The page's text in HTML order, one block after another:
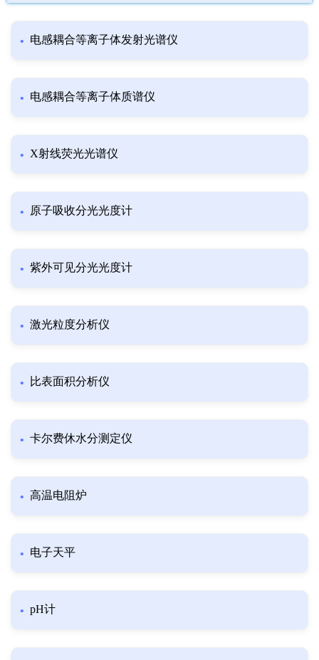
电感耦合等离子体发射光谱仪
电感耦合等离子体质谱仪
X射线荧光光谱仪
原子吸收分光光度计
紫外可见分光光度计
激光粒度分析仪
比表面积分析仪
卡尔费休水分测定仪
高温电阻炉
电子天平
pH计